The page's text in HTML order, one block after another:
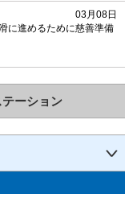
03月08日
ーション